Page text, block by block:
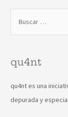
qu4nt
qu4nt es una
depurada y